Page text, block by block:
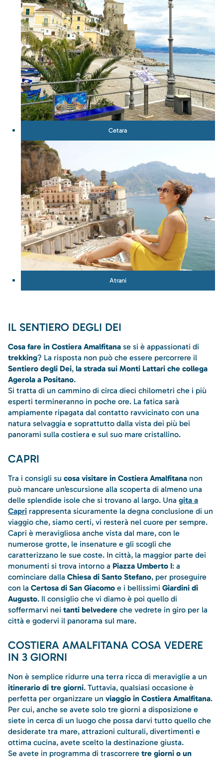
Cetara
Atrani
IL SENTIERO DEGLI DEI
Cosa fare in Costiera Amalfitana se si è appassionati di
trekking? La risposta non può che essere percorrere il
Sentiero degli Dei, la strada sui Monti Lattari che collega
Agerola a Positano.
Si tratta di un cammino di circa dieci chilometri che i più
esperti termineranno in poche ore. La fatica sarà
ampiamente ripagata dal contatto ravvicinato con una
natura selvaggia e soprattutto dalla vista dei più bei
panorami sulla costiera e sul suo mare cristallino.
CAPRI
Tra i consigli su cosa visitare in Costiera Amalfitana non
può mancare un’escursione alla scoperta di almeno una
delle splendide isole che si trovano al largo. Una gita a
Capri rappresenta sicuramente la degna conclusione di un
viaggio che, siamo certi, vi resterà nel cuore per sempre.
Capri è meravigliosa anche vista dal mare, con le
numerose grotte, le insenature e gli scogli che
caratterizzano le sue coste. In città, la maggior parte dei
monumenti si trova intorno a Piazza Umberto I: a
cominciare dalla Chiesa di Santo Stefano, per proseguire
con la Certosa di San Giacomo e i bellissimi Giardini di
Augusto. Il consiglio che vi diamo è poi quello di
soffermarvi nei tanti belvedere che vedrete in giro per la
città e godervi il panorama sul mare.
COSTIERA AMALFITANA COSA VEDERE
IN 3 GIORNI
Non è semplice ridurre una terra ricca di meraviglie a un
itinerario di tre giorni. Tuttavia, qualsiasi occasione è
perfetta per organizzare un viaggio in Costiera Amalfitana.
Per cui, anche se avete solo tre giorni a disposizione e
siete in cerca di un luogo che possa darvi tutto quello che
desiderate tra mare, attrazioni culturali, divertimenti e
ottima cucina, avete scelto la destinazione giusta.
Se avete in programma di trascorrere tre giorni o un